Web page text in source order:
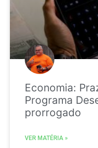
Economia:
Programa
prorrogado
VER MATÉRIA »